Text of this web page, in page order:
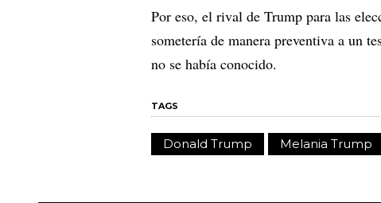
Por eso, el rival de Trump para las
sometería de manera preventiva a un
no se había conocido.
TAGS
Donald Trump Melania Trump